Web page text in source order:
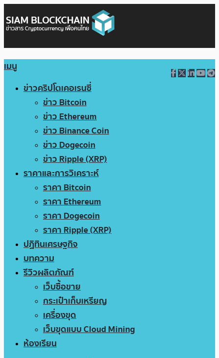
เมนู
ข่าวคริปโตเคอเรนซี่
ข่าว Bitcoin
ข่าว Ethereum
ข่าว Binance Coin
ข่าว Dogecoin
ข่าว Ripple (XRP)
ราคาและการวิเคราะห์
ราคา Bitcoin
ราคา Ethereum
ราคา Dogecoin
ราคา Ripple (XRP)
ปฏิทินเศรษฐกิจ
บทความ
รีวิวผลิตภัณฑ์
เว็บซื้อขาย
กระเป๋าเก็บเหรียญ
เครื่องขุด
เว็บขุดแบบ Cloud Mining
ห้องเรียน